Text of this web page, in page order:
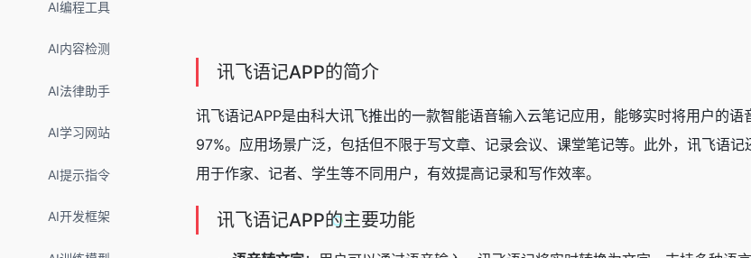
AI编程工具
AI内容检测
AI法律助手
AI学习网站
AI提示指令
AI开发框架
讯飞语记APP的简介
讯飞语记APP是由科大讯飞推出的一款智能语音输入云笔记应用，能够实时将用户的
97%。应用场景广泛，包括但不限于写文章、记录会议、课堂笔记等。此外，讯飞语
用于作家、记者、学生等不同用户，有效提高记录和写作效率。
讯飞语记APP的主要功能